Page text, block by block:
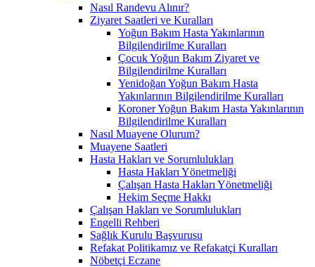
Nasıl Randevu Alınır?
Ziyaret Saatleri ve Kuralları
Yoğun Bakım Hasta Yakınlarının
Bilgilendirilme Kuralları
Çocuk Yoğun Bakım Ziyaret ve
Bilgilendirilme Kuralları
Yenidoğan Yoğun Bakım Hasta
Yakınlarının Bilgilendirilme Kuralları
Koroner Yoğun Bakım Hasta Yakınlarının
Bilgilendirilme Kuralları
Nasıl Muayene Olurum?
Muayene Saatleri
Hasta Hakları ve Sorumlulukları
Hasta Hakları Yönetmeliği
Çalışan Hasta Hakları Yönetmeliği
Hekim Seçme Hakkı
Çalışan Hakları ve Sorumlulukları
Engelli Rehberi
Sağlık Kurulu Başvurusu
Refakat Politikamız ve Refakatçi Kuralları
Nöbetçi Eczane